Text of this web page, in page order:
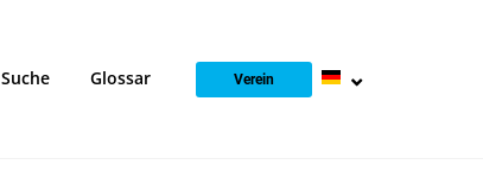
Suche Glossar Verein